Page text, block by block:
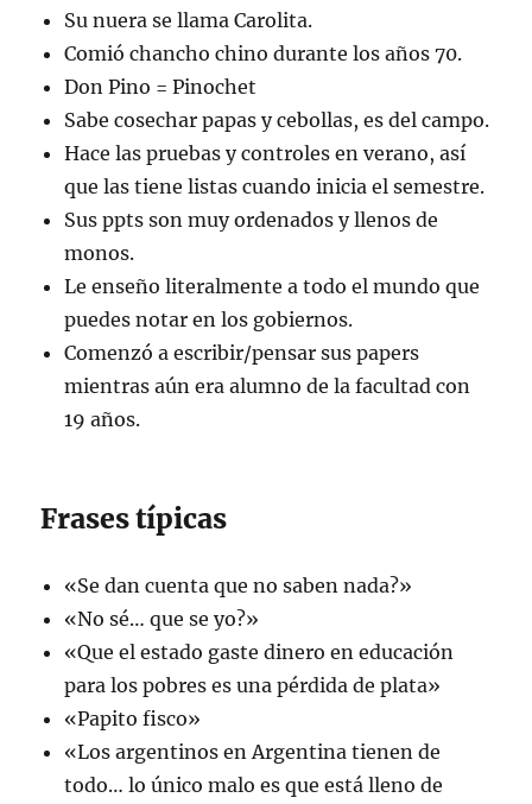
Su nuera se llama Carolita.
Comió chancho chino durante los años 70.
Don Pino = Pinochet
Sabe cosechar papas y cebollas, es del campo.
Hace las pruebas y controles en verano, así
que las tiene listas cuando inicia el semestre.
Sus ppts son muy ordenados y llenos de
monos.
Le enseño literalmente a todo el mundo que
puedes notar en los gobiernos.
Comenzó a escribir/pensar sus papers
mientras aún era alumno de la facultad con
19 años.
Frases típicas
«Se dan cuenta que no saben nada?»
«No sé… que se yo?»
«Que el estado gaste dinero en educación
para los pobres es una pérdida de plata»
«Papito fisco»
«Los argentinos en Argentina tienen de
todo… lo único malo es que está lleno de